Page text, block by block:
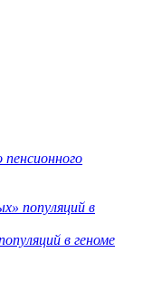
пенсионного
в геноме